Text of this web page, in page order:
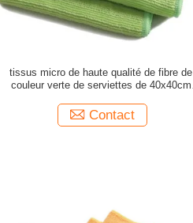
tissus micro de haute qualité de fibre de
couleur verte de serviettes de 40x40cm
Contact